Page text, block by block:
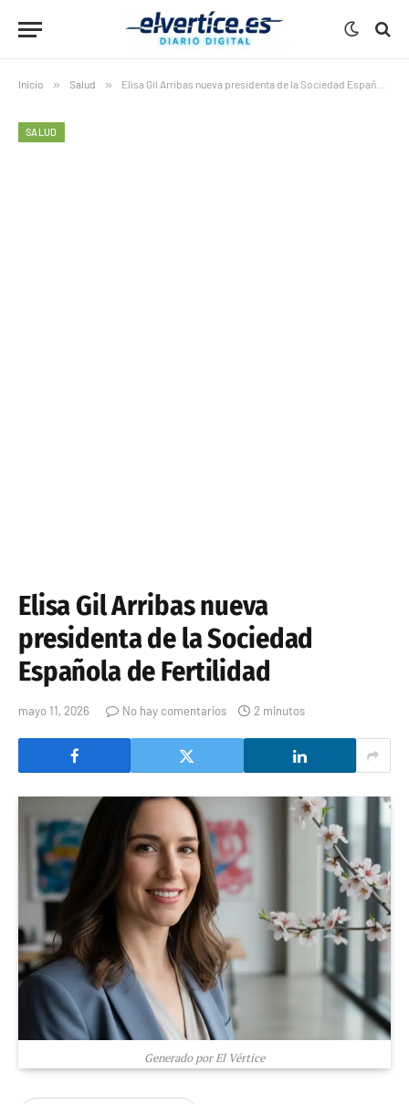
Inicio » Salud » Elisa Gil Arribas nueva presidenta de la Sociedad Española de Fertilidad
SALUD
Elisa Gil Arribas nueva
presidenta de la Sociedad
Española de Fertilidad
mayo 11, 2026 No hay comentarios 2 minutos
Generado por El Vértice